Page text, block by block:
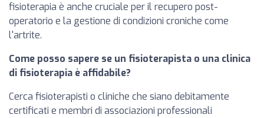
fisioterapia è anche cruciale per il recupero post-
operatorio e la gestione di condizioni croniche come
l'artrite.
Come posso sapere se un fisioterapista o una clinica
di fisioterapia è affidabile?
Cerca fisioterapisti o cliniche che siano debitamente
certificati e membri di associazioni professionali